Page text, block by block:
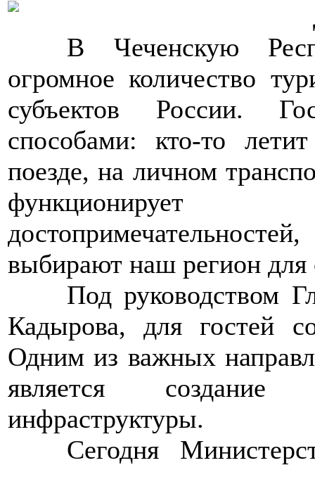
В Чеченскую
огромное количество
субъектов России.
способами: кто-то
поезде, на личном
функционирует
выбирают наш регион для
Под руководством
Кадырова, для гостей
Одним из важных
является создание
инфраструктуры.
Сегодня